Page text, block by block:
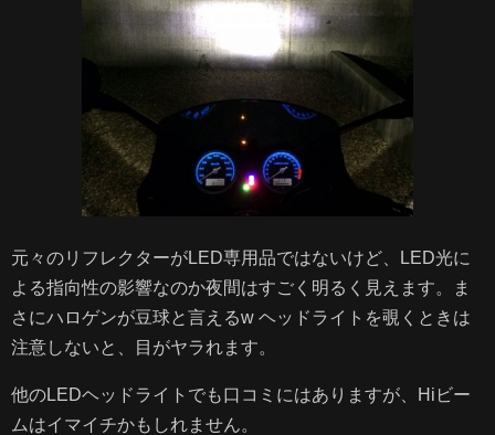
元々のリフレクターがLED専用品ではないけど、LED光に
よる指向性の影響なのか夜間はすごく明るく見えます。ま
さにハロゲンが豆球と言えるw ヘッドライトを覗くときは
注意しないと、目がヤラれます。
他のLEDヘッドライトでも口コミにはありますが、Hiビー
ムはイマイチかもしれません。